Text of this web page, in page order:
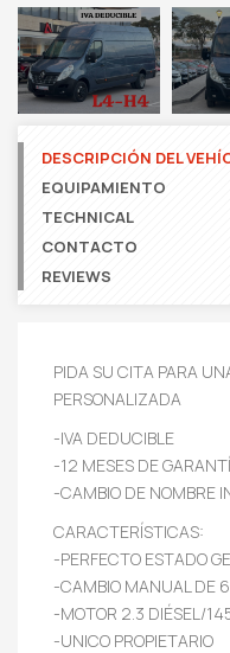
DESCRIPCIÓN DEL
EQUIPAMIENTO
TECHNICAL
CONTACTO
REVIEWS
PIDA SU CITA PARA
PERSONALIZADA
-IVA DEDUCIBLE
-12 MESES DE
-CAMBIO DE NOMBRE
CARACTERÍSTICAS:
-PERFECTO ESTADO
-CAMBIO MANUAL DE
-MOTOR 2.3 DIÉSEL/
-UNICO PROPIETARIO